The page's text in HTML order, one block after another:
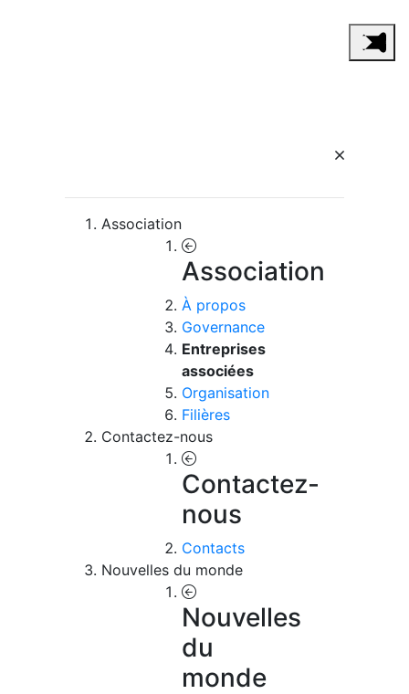
Association
Association
À propos
Governance
Entreprises
associées
Organisation
Filières
Contactez-nous
Contactez-
nous
Contacts
Nouvelles du monde
Nouvelles
du
monde